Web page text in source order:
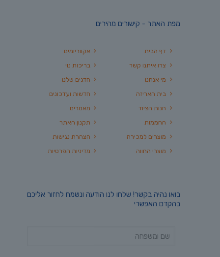
מפת האתר - קישורים מהירים
אקווריומים
בריכות נוי
הדגים שלנו
חדשות ועדכונים
מאמרים
תקנון האתר
הצהרת נגישות
מדיניות הפרטיות
דף הבית
צרו איתנו קשר
מי אנחנו
בית האריזה
חנות הציוד
החממות
מוצרים למכירה
מוצרי החווה
בואו נהיה בקשר! שלחו לנו הודעה ונשמח לחזור אליכם
בהקדם האפשרי